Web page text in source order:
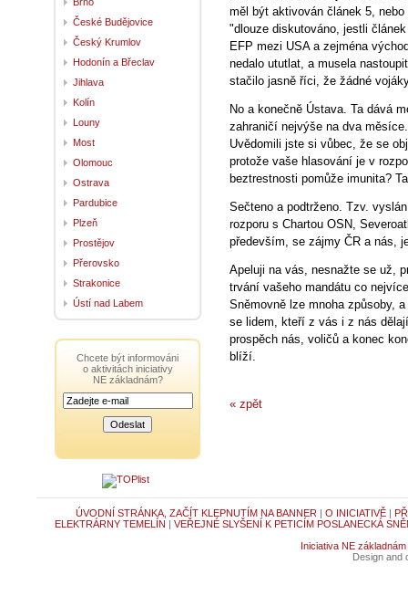
měl být aktivován článek 5,
"dlouze diskutováno, jestli
EFP mezi USA a zejména
nedalo ututlat, a musela
stačilo jasně říci, že žádné
No a konečně Ústava. Ta dává
zahraničí nejvýše na dva
Uvědomili jste si vůbec, že se
protože vaše hlasování je v
beztrestnosti pomůže imunita?
Sečteno a podtrženo. Tzv.
rozporu s Chartou OSN,
především, se zájmy ČR a nás,
Apeluji na vás, nesnažte se už,
trvání vašeho mandátu co
Sněmovně lze mnoha způsoby,
se lidem, kteří z vás i z nás
prospěch nás, voličů a konec
blíží.
« zpět
České Budějovice
Český Krumlov
Hodonín a Břeclav
Jihlava
Kolín
Louny
Most
Olomouc
Ostrava
Pardubice
Plzeň
Prostějov
Přerovsko
Strakonice
Ústí nad Labem
Chcete být informováni
o aktivitách iniciativy
NE základnám?
ÚVODNÍ STRÁNKA, ZAČÍT KLEPNUTÍM NA BANNER | O INICIATIVĚ|
ELEKTRÁRNY TEMELÍN | VEŘEJNÉ SLYŠENÍ K PETICÍM POSLANECKÁ
Iniciativa NE základnám
Design and